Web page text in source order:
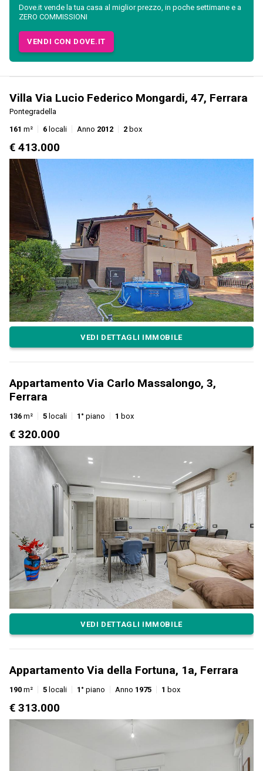
Dove.it vende la tua casa al miglior prezzo, in poche settimane e a
ZERO COMMISSIONI
VENDI CON DOVE.IT
Villa Via Lucio Federico Mongardi, 47, Ferrara
Pontegradella
161 m² 6 locali Anno 2012 2 box
€ 413.000
VEDI DETTAGLI IMMOBILE
Appartamento Via Carlo Massalongo, 3,
Ferrara
136 m² 5 locali 1° piano 1 box
€ 320.000
VEDI DETTAGLI IMMOBILE
Appartamento Via della Fortuna, 1a, Ferrara
190 m² 5 locali 1° piano Anno 1975 1 box
€ 313.000